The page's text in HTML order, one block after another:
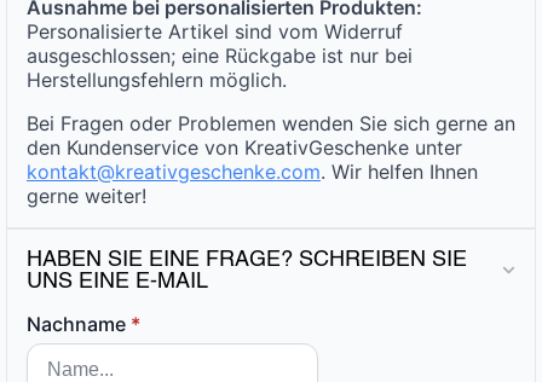
Ausnahme bei personalisierten Produkten:
Personalisierte Artikel sind vom Widerruf
ausgeschlossen; eine Rückgabe ist nur bei
Herstellungsfehlern möglich.
Bei Fragen oder Problemen wenden Sie sich gerne an
den Kundenservice von KreativGeschenke unter
kontakt@kreativgeschenke.com. Wir helfen Ihnen
gerne weiter!
HABEN SIE EINE FRAGE? SCHREIBEN SIE
UNS EINE E-MAIL
Nachname *